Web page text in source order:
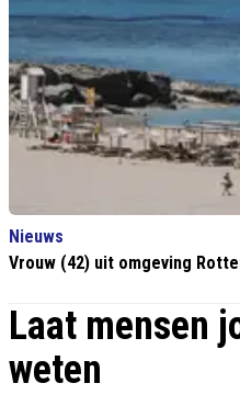
Nieuws
Vrouw (42) uit omgeving
Laat mensen
weten